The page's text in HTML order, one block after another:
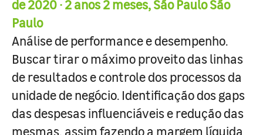
de 2020 · 2 anos 2 meses, São Paulo São
Paulo
Análise de performance e desempenho.
Buscar tirar o máximo proveito das linhas
de resultados e controle dos processos da
unidade de negócio. Identificação dos gaps
das despesas influenciáveis e redução das
mesmas, assim fazendo a margem líquida